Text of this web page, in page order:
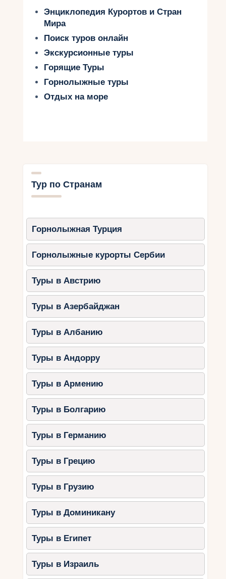
Энциклопедия Курортов и Стран
Мира
Поиск туров онлайн
Экскурсионные туры
Горящие Туры
Горнолыжные туры
Отдых на море
Тур по Странам
Горнолыжная Турция
Горнолыжные курорты Сербии
Туры в Австрию
Туры в Азербайджан
Туры в Албанию
Туры в Андорру
Туры в Армению
Туры в Болгарию
Туры в Германию
Туры в Грецию
Туры в Грузию
Туры в Доминикану
Туры в Египет
Туры в Израиль